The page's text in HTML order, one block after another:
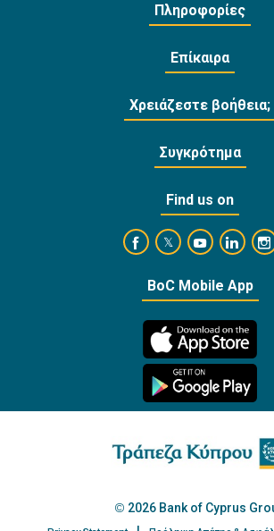
Πληροφορίες
Επίκαιρα
Χρειάζεστε βοήθεια;
Συγκρότημα
Find us on
https://
https://
https://
BoC Mobile App
2026 Bank of Cyprus